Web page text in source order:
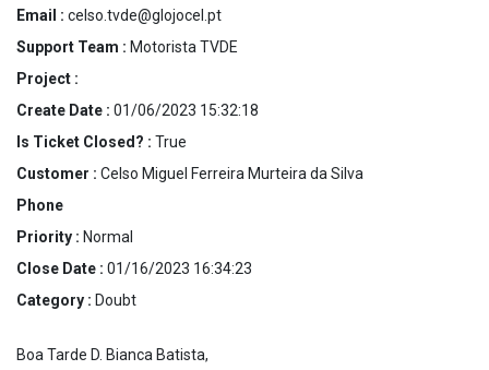
Email : celso.tvde@glojocel.pt
Support Team : Motorista TVDE
Project :
Create Date : 01/06/2023 15:32:18
Is Ticket Closed? : True
Customer : Celso Miguel Ferreira Murteira da Silva
Phone
Priority : Normal
Close Date : 01/16/2023 16:34:23
Category : Doubt
Boa Tarde D. Bianca Batista,